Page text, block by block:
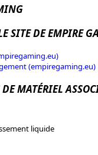
SITE DE EMPIRE
(empiregaming.eu)
DE MATÉRIEL
liquide